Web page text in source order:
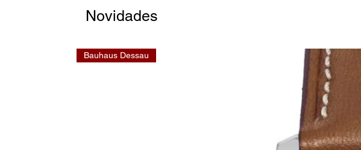
Novidades
Bauhaus Dessau